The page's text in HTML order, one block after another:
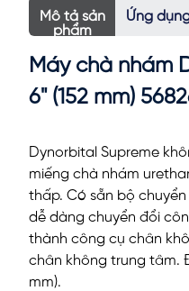
Mô tả sản
phẩm
Ứng
Máy chà nhám
6" (152 mm)
Dynorbital Supreme
miếng chà nhám
thấp. Có sẵn bộ
dễ dàng chuyển đổi
thành công cụ chân
chân không trung tâm.
mm).